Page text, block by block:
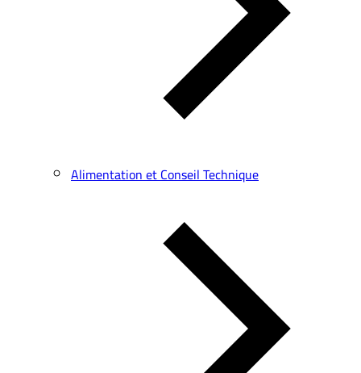
Alimentation et Conseil Technique